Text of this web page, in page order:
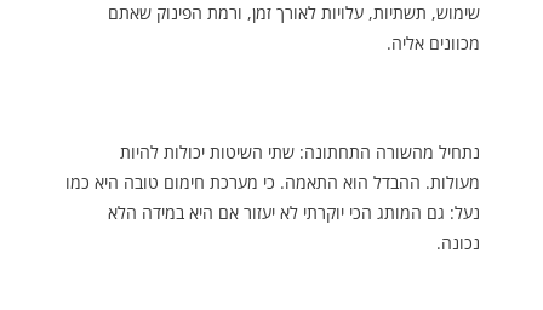
שימוש, תשתיות, עלויות לאורך זמן, ורמת הפינוק שאתם
מכוונים אליה.
נתחיל מהשורה התחתונה: שתי השיטות יכולות להיות
מעולות. ההבדל הוא התאמה. כי מערכת חימום טובה היא כמו
נעל: גם המותג הכי יוקרתי לא יעזור אם היא במידה הלא
נכונה.